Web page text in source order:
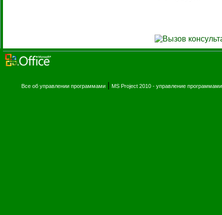
Все об управлении программами MS Project 2010 - управление программами